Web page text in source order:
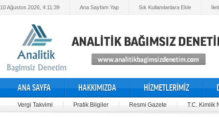
10 Ağustos 2026, 4:11:39 Ana Sayfam Yap Sık Kullanılanlara Ekle
ANA SAYFA HAKKIMIZDA HİZMETLERİMİZ
Vergi Takvimi Pratik Bilgiler Resmi Gazete T.C. Kimlik